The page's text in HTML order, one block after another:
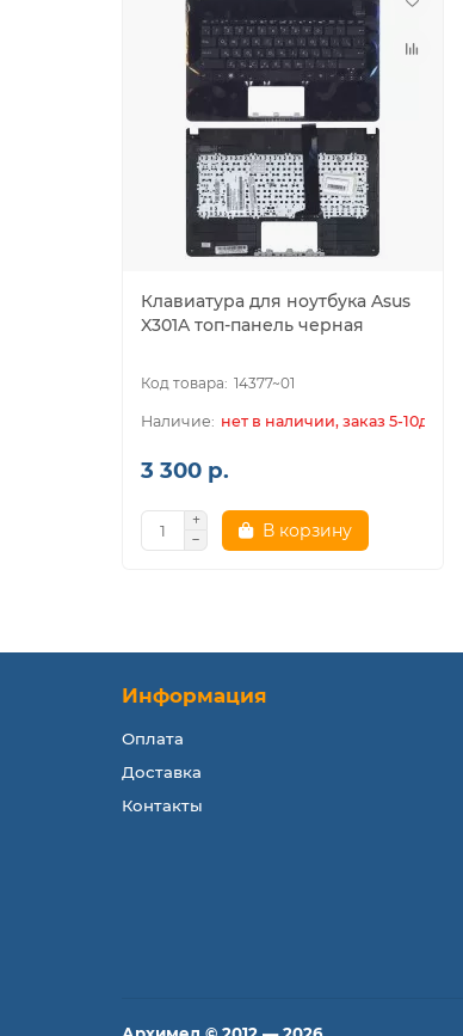
Клавиатура для ноутбука Asus
X301A топ-панель черная
14377~01
нет в наличии, заказ 5-10дн.
3 300 р.
В корзину
Информация
Оплата
Доставка
Контакты